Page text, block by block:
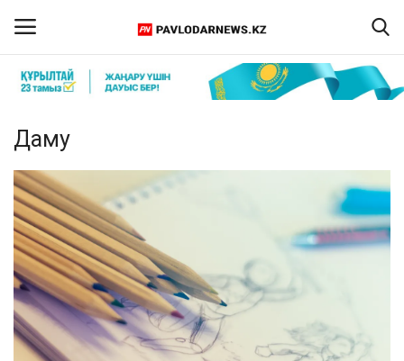
Тіркелу
Бізбен байланыс
ПАВЛОДАР ОБЛЫСЫ
ҚАЗАҚСТАН
ӘЛЕМ
Даму